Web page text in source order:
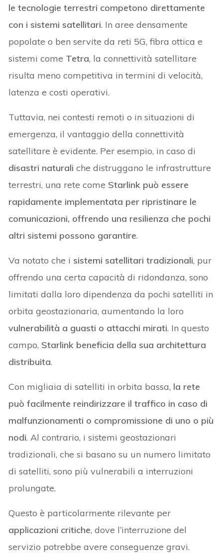
le tecnologie terrestri competono direttamente
con i sistemi satellitari. In aree densamente
popolate o ben servite da reti 5G, fibra ottica e
sistemi come Tetra, la connettività satellitare
risulta meno competitiva in termini di velocità,
latenza e costi operativi.
Tuttavia, nei contesti remoti o in situazioni di
emergenza, il vantaggio della connettività
satellitare è evidente. Per esempio, in caso di
disastri naturali che distruggano le infrastrutture
terrestri, una rete come Starlink può essere
rapidamente implementata per ripristinare le
comunicazioni, offrendo una resilienza che pochi
altri sistemi possono garantire.
Va notato che i sistemi satellitari tradizionali, pur
offrendo una certa capacità di ridondanza, sono
limitati dalla loro dipendenza da pochi satelliti in
orbita geostazionaria, aumentando la loro
vulnerabilità a guasti o attacchi mirati. In questo
campo, Starlink beneficia della sua architettura
distribuita.
Con migliaia di satelliti in orbita bassa, la rete
può facilmente reindirizzare il traffico in caso di
malfunzionamenti o compromissione di uno o più
nodi. Al contrario, i sistemi geostazionari
tradizionali, che si basano su un numero limitato
di satelliti, sono più vulnerabili a interruzioni
prolungate.
Questo è particolarmente rilevante per
applicazioni critiche, dove l’interruzione del
servizio potrebbe avere conseguenze gravi.